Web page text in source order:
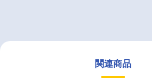
関連商品